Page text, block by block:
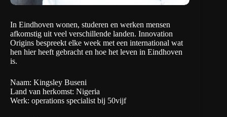
In Eindhoven wonen, studeren en werken mensen
afkomstig uit veel verschillende landen. Innovation
Origins bespreekt elke week met een international wat
hen hier heeft gebracht en hoe het leven in Eindhoven
is.
Naam: Kingsley Buseni
Land van herkomst: Nigeria
Werk: operations specialist bij 50vijf